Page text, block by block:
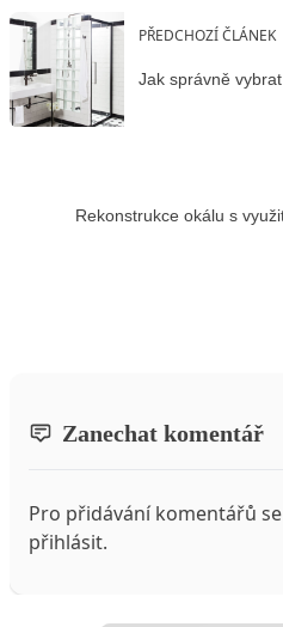
PŘEDCHOZÍ ČLÁNEK
Jak správně
Rekonstrukce okálu s
Zanechat komentář
Pro přidávání komentářů
přihlásit.